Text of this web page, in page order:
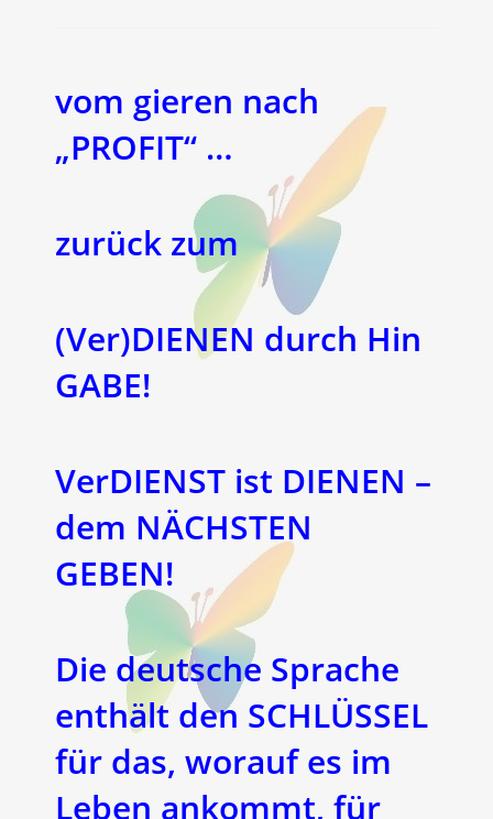
vom gieren nach
„PROFIT“ …
zurück zum
(Ver)DIENEN durch Hin
GABE!
VerDIENST ist DIENEN –
dem NÄCHSTEN
GEBEN!
Die deutsche Sprache
enthält den SCHLÜSSEL
für das, worauf es im
Leben ankommt, für